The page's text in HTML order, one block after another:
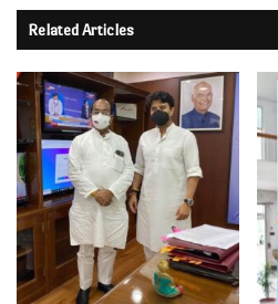
Related Articles